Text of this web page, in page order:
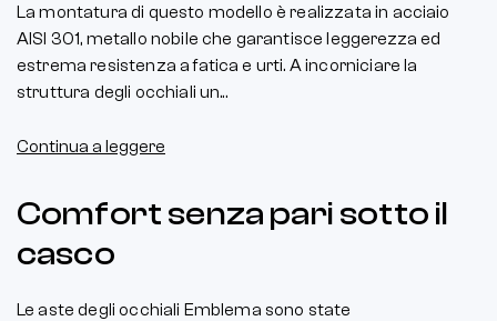
La montatura di questo modello è realizzata in acciaio
AISI 301, metallo nobile che garantisce leggerezza ed
estrema resistenza a fatica e urti. A incorniciare la
struttura degli occhiali un...
Continua a leggere
Comfort senza pari sotto il
casco
Le aste degli occhiali Emblema sono state